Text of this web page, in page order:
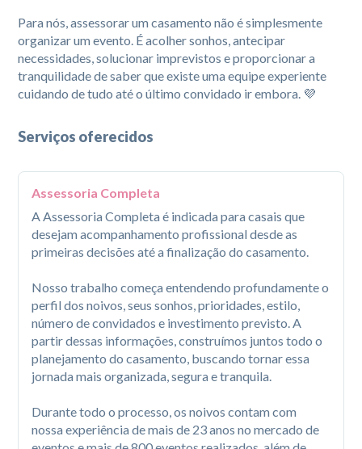
Para nós, assessorar um casamento não é simplesmente
organizar um evento. É acolher sonhos, antecipar
necessidades, solucionar imprevistos e proporcionar a
tranquilidade de saber que existe uma equipe experiente
cuidando de tudo até o último convidado ir embora. 💜
Serviços oferecidos
Assessoria Completa
A Assessoria Completa é indicada para casais que
desejam acompanhamento profissional desde as
primeiras decisões até a finalização do casamento.
Nosso trabalho começa entendendo profundamente o
perfil dos noivos, seus sonhos, prioridades, estilo,
número de convidados e investimento previsto. A
partir dessas informações, construímos juntos todo o
planejamento do casamento, buscando tornar essa
jornada mais organizada, segura e tranquila.
Durante todo o processo, os noivos contam com
nossa experiência de mais de 23 anos no mercado de